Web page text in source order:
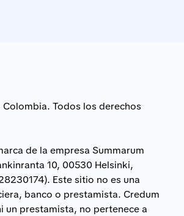
Todos los derechos
de la empresa Summarum
10, 00530 Helsinki,
Este sitio no es una
banco o prestamista. Credum
un prestamista, no pertenece a